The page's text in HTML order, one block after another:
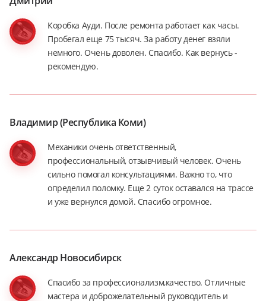
Коробка Ауди. После ремонта работает как часы.
Пробегал еще 75 тысяч. За работу денег взяли
немного. Очень доволен. Спасибо. Как вернусь -
рекомендую.
Владимир (Республика Коми)
Механики очень ответственный,
профессиональный, отзывчивый человек. Очень
сильно помогал консультациями. Важно то, что
определил поломку. Еще 2 суток оставался на трассе
и уже вернулся домой. Спасибо огромное.
Александр Новосибирск
Спасибо за профессионализм,качество. Отличные
мастера и доброжелательный руководитель и